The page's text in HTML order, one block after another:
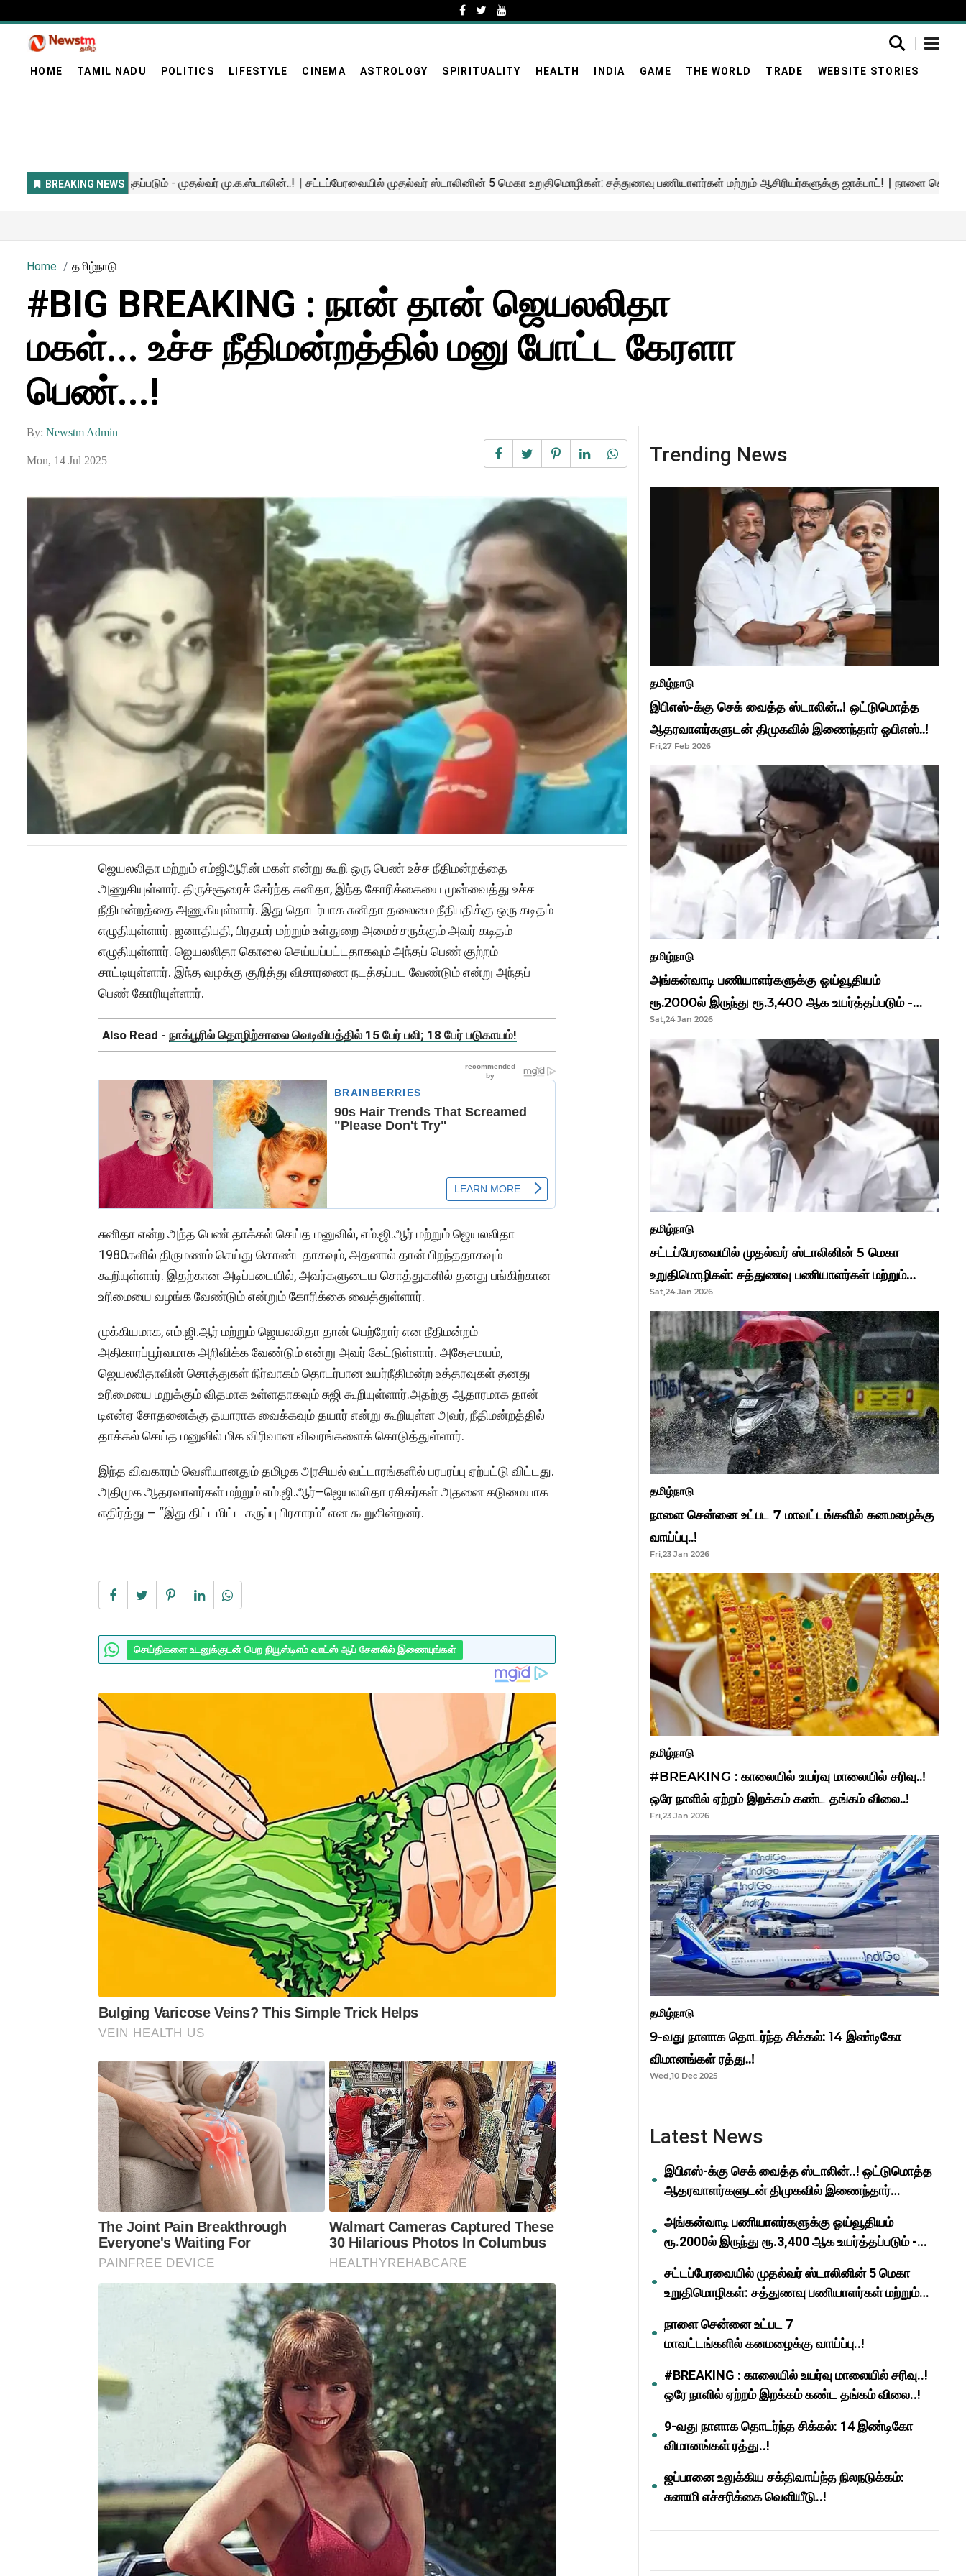
HOME TAMIL NADU POLITICS LIFESTYLE CINEMA ASTROLOGY SPIRITUALITY HEALTH INDIA GAME THE WORLD TRADE WEBSITE STORIES
Home தமிழ்நாடு
#BIG BREAKING : நான் தான் ஜெயலலிதா
மகள்... உச்ச நீதிமன்றத்தில் மனு போட்ட கேரளா
பெண்...!
By: Newstm Admin
Mon, 14 Jul 2025
ஜெயலலிதா மற்றும் எம்ஜிஆரின் மகள் என்று கூறி ஒரு பெண் உச்ச நீதிமன்றத்தை
அணுகியுள்ளார். திருச்சூரைச் சேர்ந்த சுனிதா, இந்த கோரிக்கையை முன்வைத்து உச்ச
நீதிமன்றத்தை அணுகியுள்ளார். இது தொடர்பாக சுனிதா தலைமை நீதிபதிக்கு ஒரு கடிதம்
எழுதியுள்ளார். ஜனாதிபதி, பிரதமர் மற்றும் உள்துறை அமைச்சருக்கும் அவர் கடிதம்
எழுதியுள்ளார். ஜெயலலிதா கொலை செய்யப்பட்டதாகவும் அந்தப் பெண் குற்றம்
சாட்டியுள்ளார். இந்த வழக்கு குறித்து விசாரணை நடத்தப்பட வேண்டும் என்று அந்தப்
பெண் கோரியுள்ளார்.
Also Read - நாக்பூரில் தொழிற்சாலை வெடிவிபத்தில் 15 பேர் பலி; 18 பேர் படுகாயம்!
சுனிதா என்ற அந்த பெண் தாக்கல் செய்த மனுவில், எம்.ஜி.ஆர் மற்றும் ஜெயலலிதா
1980களில் திருமணம் செய்து கொண்டதாகவும், அதனால் தான் பிறந்ததாகவும்
கூறியுள்ளார். இதற்கான அடிப்படையில், அவர்களுடைய சொத்துகளில் தனது பங்கிற்கான
உரிமையை வழங்க வேண்டும் என்றும் கோரிக்கை வைத்துள்ளார்.
முக்கியமாக, எம்.ஜி.ஆர் மற்றும் ஜெயலலிதா தான் பெற்றோர் என நீதிமன்றம்
அதிகாரப்பூர்வமாக அறிவிக்க வேண்டும் என்று அவர் கேட்டுள்ளார். அதேசமயம்,
ஜெயலலிதாவின் சொத்துகள் நிர்வாகம் தொடர்பான உயர்நீதிமன்ற உத்தரவுகள் தனது
உரிமையை மறுக்கும் விதமாக உள்ளதாகவும் சுஜி கூறியுள்ளார்.அதற்கு ஆதாரமாக தான்
டிஎன்ஏ சோதனைக்கு தயாராக வைக்கவும் தயார் என்று கூறியுள்ள அவர், நீதிமன்றத்தில்
தாக்கல் செய்த மனுவில் மிக விரிவான விவரங்களைக் கொடுத்துள்ளார்.
இந்த விவகாரம் வெளியானதும் தமிழக அரசியல் வட்டாரங்களில் பரபரப்பு ஏற்பட்டு விட்டது.
அதிமுக ஆதரவாளர்கள் மற்றும் எம்.ஜி.ஆர்–ஜெயலலிதா ரசிகர்கள் அதனை கடுமையாக
எதிர்த்து – “இது திட்டமிட்ட கருப்பு பிரசாரம்” என கூறுகின்றனர்.
செய்திகளை உடனுக்குடன் பெற நியூஸ்டிஎம் வாட்ஸ் ஆப் சேனலில் இணையுங்கள்
Trending News
தமிழ்நாடு
இபிஎஸ்-க்கு செக் வைத்த ஸ்டாலின்..! ஒட்டுமொத்த
ஆதரவாளர்களுடன் திமுகவில் இணைந்தார் ஓபிஎஸ்..!
Fri,27 Feb 2026
தமிழ்நாடு
அங்கன்வாடி பணியாளர்களுக்கு ஓய்வூதியம்
ரூ.2000ல் இருந்து ரூ.3,400 ஆக உயர்த்தப்படும் -
முதல்வர் மு.க.ஸ்டாலின்..!
Sat,24 Jan 2026
தமிழ்நாடு
சட்டப்பேரவையில் முதல்வர் ஸ்டாலினின் 5 மெகா
உறுதிமொழிகள்: சத்துணவு பணியாளர்கள் மற்றும்
ஆசிரியர்களுக்கு ஜாக்பாட்!
Sat,24 Jan 2026
தமிழ்நாடு
நாளை சென்னை உட்பட 7 மாவட்டங்களில் கனமழைக்கு
வாய்ப்பு..!
Fri,23 Jan 2026
தமிழ்நாடு
#BREAKING : காலையில் உயர்வு மாலையில் சரிவு..!
ஒரே நாளில் ஏற்றம் இறக்கம் கண்ட தங்கம் விலை..!
Fri,23 Jan 2026
தமிழ்நாடு
9-வது நாளாக தொடர்ந்த சிக்கல்: 14 இண்டிகோ
விமானங்கள் ரத்து..!
Wed,10 Dec 2025
Latest News
இபிஎஸ்-க்கு செக் வைத்த ஸ்டாலின்..! ஒட்டுமொத்த
ஆதரவாளர்களுடன் திமுகவில் இணைந்தார்
அங்கன்வாடி பணியாளர்களுக்கு ஓய்வூதியம்
ரூ.2000ல் இருந்து ரூ.3,400 ஆக உயர்த்தப்படும் -
சட்டப்பேரவையில் முதல்வர் ஸ்டாலினின் 5 மெகா
உறுதிமொழிகள்: சத்துணவு பணியாளர்கள் மற்றும்
நாளை சென்னை உட்பட 7
மாவட்டங்களில் கனமழைக்கு வாய்ப்பு..!
#BREAKING : காலையில் உயர்வு மாலையில் சரிவு..!
ஒரே நாளில் ஏற்றம் இறக்கம் கண்ட தங்கம் விலை..!
9-வது நாளாக தொடர்ந்த சிக்கல்: 14 இண்டிகோ
விமானங்கள் ரத்து..!
ஜப்பானை உலுக்கிய சக்திவாய்ந்த நிலநடுக்கம்:
சுனாமி எச்சரிக்கை வெளியீடு..!